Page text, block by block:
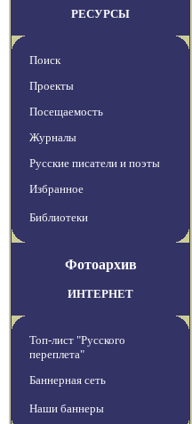
РЕСУРСЫ
Поиск
Проекты
Посещаемость
Журналы
Русские писатели и поэты
Избранное
Библиотеки
Фотоархив
ИНТЕРНЕТ
Топ-лист "Русского
переплета"
Баннерная сеть
Наши баннеры